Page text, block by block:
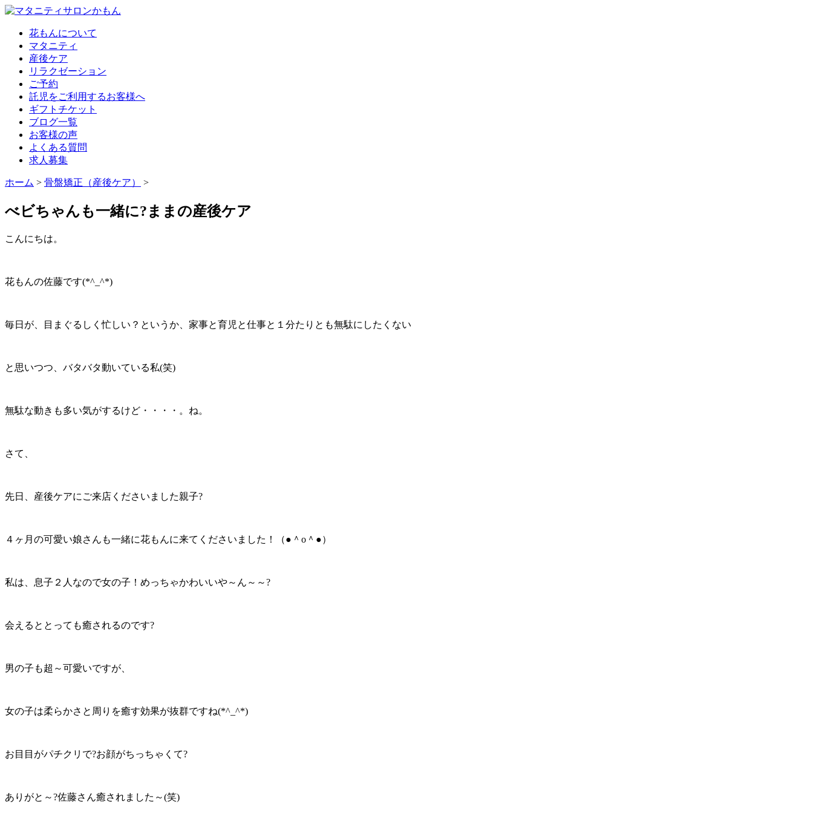
花もんについて
マタニティ
産後ケア
リラクゼーション
ご予約
託児をご利用するお客様へ
ギフトチケット
ブログ一覧
お客様の声
よくある質問
求人募集
ホーム > 骨盤矯正（産後ケア） >
べビちゃんも一緒に?ままの産後ケア
こんにちは。
花もんの佐藤です(*^_^*)
毎日が、目まぐるしく忙しい？というか、家事と育児と仕事と１分たりとも無駄にしたくない
と思いつつ、バタバタ動いている私(笑)
無駄な動きも多い気がするけど・・・・。ね。
さて、
先日、産後ケアにご来店くださいました親子?
４ヶ月の可愛い娘さんも一緒に花もんに来てくださいました！（●＾o＾●）
私は、息子２人なので女の子！めっちゃかわいいや～ん～～?
会えるととっても癒されるのです?
男の子も超～可愛いですが、
女の子は柔らかさと周りを癒す効果が抜群ですね(*^_^*)
お目目がパチクリで?お顔がちっちゃくて?
ありがと～?佐藤さん癒されました～(笑)